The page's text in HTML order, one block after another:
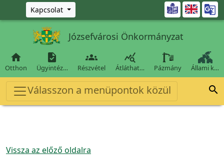
Ugrás a fő tartalomra
Kapcsolat 
Józsefvárosi Önkormányzat

Otthon

Ügyintéz…

Részvétel

Átláthat… Pázmány Állami k…
Válasszon a menüpontok közül 
Vissza az előző oldalra